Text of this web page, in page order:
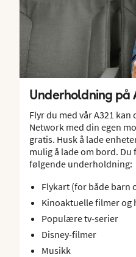
Underholdning på
Flyr du med vår A321
Network med din egen
gratis. Husk å lade
mulig å lade om bord.
følgende underholdning:
Flykart (for både barn
Kinoaktuelle filmer og
Populære tv-serier
Disney-filmer
Musikk